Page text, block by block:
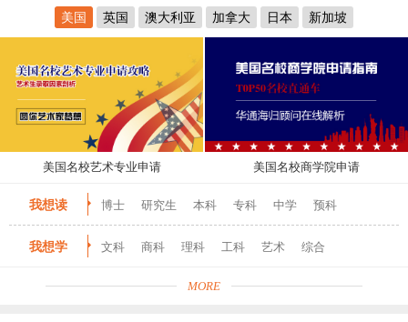
美国
英国 澳大利亚 加拿大 日本 新加坡
美国名校艺术专业申请 美国名校商学院申请
我想读 博士 研究生 本科 专科 中学 预科
我想学 文科 商科 理科 工科 艺术 综合
MORE